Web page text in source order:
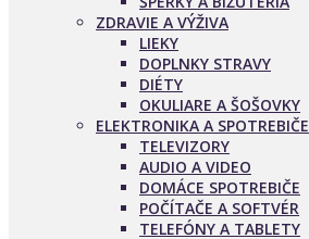
ZDRAVIE A VÝŽIVA
LIEKY
DOPLNKY STRAVY
DIÉTY
OKULIARE A ŠOŠOVKY
ELEKTRONIKA A SPOTREBIČE
TELEVIZORY
AUDIO A VIDEO
DOMÁCE SPOTREBIČE
POČÍTAČE A SOFTVÉR
TELEFÓNY A TABLETY